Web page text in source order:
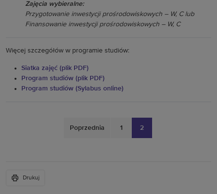
Zajęcia wybieralne:
Przygotowanie inwestycji prośrodowiskowych – W, C lub
Finansowanie inwestycji prośrodowiskowych – W, C
Więcej szczegółów w programie studiów:
Siatka zajęć (plik PDF)
Program studiów (plik PDF)
Program studiów (Sylabus online)
Poprzednia 1 2
Drukuj